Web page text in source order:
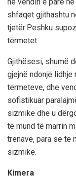
shfaqet gjithashtu
tjetër:Peshku
tërmetet.
Gjithësesi, shumë
gjejnë ndonjë
tërmeteve, dhe
sofistikuar
sizmike dhe u
të mund të marrin
trenave, para se të
sizmike.
Kimera